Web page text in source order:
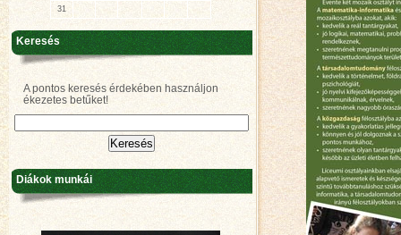
31
Keresés
A pontos keresés érdekében használjon
ékezetes betűket!
Diákok munkái